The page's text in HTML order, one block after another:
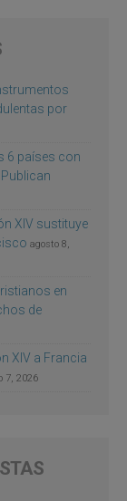
por
6 países con
XIV sustituye
agosto 8,
en
de
XIV a Francia
7, 2026